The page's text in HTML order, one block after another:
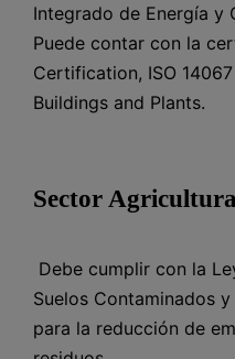
Integrado de Energía y
Puede contar con la
Certification, ISO
Buildings and Plants.
Sector
Debe cumplir con la
Suelos Contaminados
para la reducción de